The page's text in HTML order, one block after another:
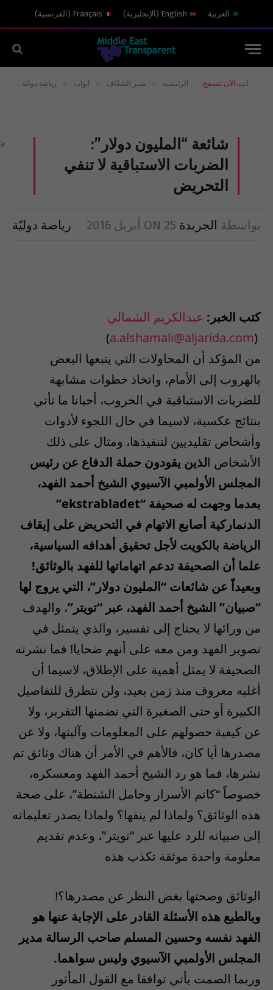
العربية English
( الإنجليزية)
Français
( الفرنسية)
أنت الآن تتصفح: الرئيسية » منبر الشفّاف » أبواب » رياضة دوليّة
شائعة “المليون دولار”:
الضربات الاستباقية لا تنفي
التحريض
بواسطة الجريدة ON 25 أبريل 2016 رياضة دوليّة
كتب الخبر: عبدالكريم الشمالي
(
a.alshamali@aljarida.com
)
من المؤكد أن المحاولات التي يتبعها البعض
بالهروب إلى الأمام، واتخاذ خطوات مشابهة
للضربات الاستباقية في الحروب، أحيانا ما تأتي
بنتائج عكسية، لاسيما في حال اللجوء لأدوات
وأشخاص تقليديين لتنفيذها، ومثال على ذلك
الأشخاص الذين يقودون حملة الدفاع عن رئيس
المجلس الأولمبي الآسيوي الشيخ أحمد الفهد،
بعدما وجهت له صحيفة “ekstrabladet”
الدنماركية أصابع الاتهام في التحريض على إيقاف
الرياضة بالكويت لأجل تحقيق أهدافه السياسية،
علما أن الصحيفة تدعم اتهاماتها للفهد بالوثائق!
وبعيداً عن شائعات “المليون دولار”، التي يروج لها
“صبيان” الشيخ أحمد الفهد، عبر “تويتر”، والهدف
من ورائها لا يحتاج إلى تفسير، والذي يتمثل في
تصوير الفهد ومن معه على أنهم ضحايا! فما نشرته
الصحيفة لا يمثل أهمية على الإطلاق، لاسيما أن
أغلبه معروف منذ زمن بعيد، ولن نتطرق للتفاصيل
الكبيرة أو حتى الصغيرة التي تضمنها التقرير، ولا
عن كيفية حصولهم على المعلومات وآليتها، ولا عن
مصدرها أيا كان، فالأهم في الأمر أن هناك وثائق تم
نشرها، فما هو رد الشيخ أحمد الفهد ومعسكره،
خصوصاً “كاتم الأسرار وحامل الشنطة”، على صحة
هذه الوثائق؟ ولماذا لم ينفها؟ ولماذا يصدر تعليماته
إلى صبيانه للرد عليها عبر “تويتر”، وعدم تقديم
معلومة واحدة موثقة تكذب هذه
الوثائق وصحتها بغض النظر عن مصدرها؟!
وبالطبع هذه الأسئلة القادر على الإجابة عنها هو
الفهد نفسه وحسين المسلم صاحب الرسالة مدير
المجلس الأولمبي الآسيوي وليس سواهما.
وربما الصمت يأتي توافقا مع القول المأثور